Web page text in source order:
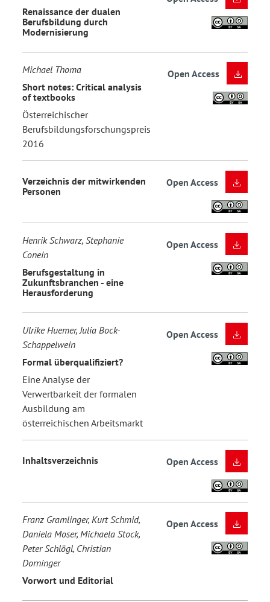
Renaissance der dualen
Berufsbildung durch
Modernisierung
Michael Thoma
Short notes: Critical analysis
of textbooks
Österreichischer
Berufsbildungsforschungspreis
2016
Open Access
Verzeichnis der mitwirkenden
Personen
Open Access
Henrik Schwarz, Stephanie
Conein
Berufsgestaltung in
Zukunftsbranchen - eine
Herausforderung
Open Access
Ulrike Huemer, Julia Bock-
Schappelwein
Formal überqualifiziert?
Eine Analyse der
Verwertbarkeit der formalen
Ausbildung am
österreichischen Arbeitsmarkt
Open Access
Inhaltsverzeichnis Open Access
Franz Gramlinger, Kurt Schmid,
Daniela Moser, Michaela Stock,
Peter Schlögl, Christian
Dorninger
Vorwort und Editorial
Open Access